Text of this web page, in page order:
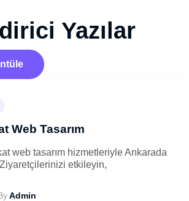
Yazılar
Web Tasarım
web tasarım hizmetleriyle Ankarada
Ziyaretçilerinizi etkileyin,
Admin